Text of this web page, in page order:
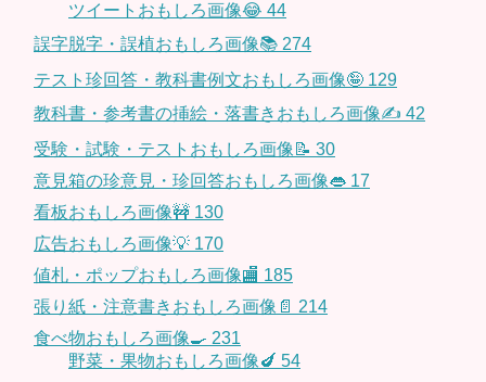
ツイートおもしろ画像😂 44
誤字脱字・誤植おもしろ画像📚 274
テスト珍回答・教科書例文おもしろ画像🤪 129
教科書・参考書の挿絵・落書きおもしろ画像✍️ 42
受験・試験・テストおもしろ画像📝 30
意見箱の珍意見・珍回答おもしろ画像👄 17
看板おもしろ画像🚧 130
広告おもしろ画像💡 170
値札・ポップおもしろ画像🏬 185
張り紙・注意書きおもしろ画像📄 214
食べ物おもしろ画像🍳 231
野菜・果物おもしろ画像🍆 54